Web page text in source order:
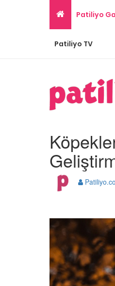
Patiliyo
Patiliyo TV